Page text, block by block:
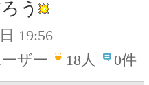
う
19:56
ザー
18人 0件